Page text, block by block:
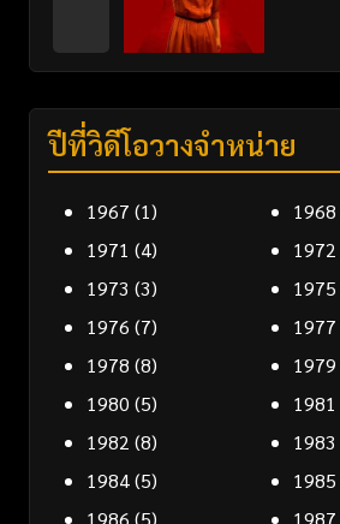
ปีที่วิดีโอวางจำหน่าย
1967 (1) 1968
1971 (4) 1972
1973 (3) 1975
1976 (7) 1977
1978 (8) 1979
1980 (5) 1981
1982 (8) 1983
1984(5) 1985
1986 (5) 1987